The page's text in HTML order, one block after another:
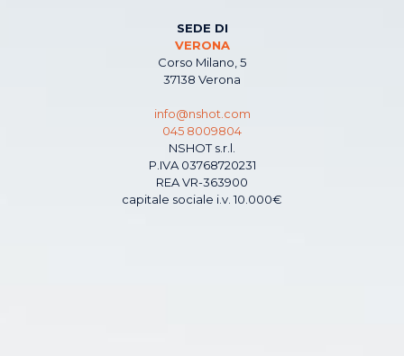
SEDE DI
VERONA
Corso Milano, 5
37138 Verona
info@nshot.com
045 8009804
NSHOT s.r.l.
P.IVA 03768720231
REA VR-363900
capitale sociale i.v. 10.000€